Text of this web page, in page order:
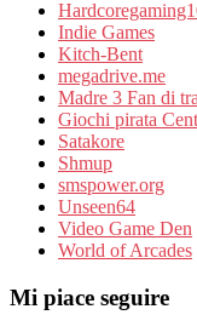
Indie Games
Kitch-Bent
megadrive.me
Madre 3 Fan di
Giochi pirata
Satakore
Shmup
smspower.org
Unseen64
Video Game Den
World of Arcades
Mi piace seguire